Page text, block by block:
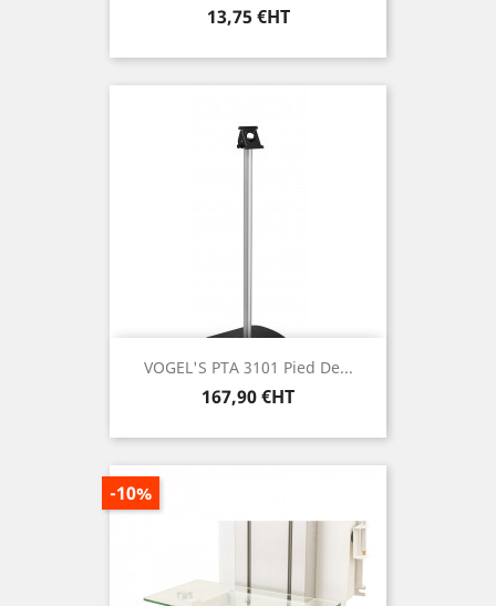
Prix
13,75 €HT
VOGEL'S PTA 3101 Pied De...
Prix
167,90 €HT
-10%